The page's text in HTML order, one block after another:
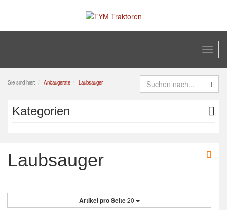
Sie sind hier: Anbaugeräte Laubsauger
Kategorien
Laubsauger
Artikel pro Seite 20